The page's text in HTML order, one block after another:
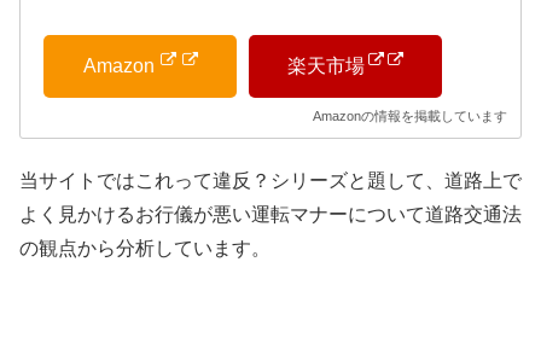
Amazon 楽天市場
Amazonの情報を掲載しています
当サイトではこれって違反？シリーズと題して、道路上で
よく見かけるお行儀が悪い運転マナーについて道路交通法
の観点から分析しています。